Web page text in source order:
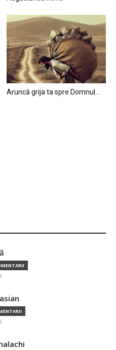
Aruncă grija ta spre Domnul…